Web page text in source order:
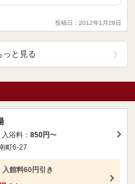
投稿日：2012年1月28日
っと見る
入浴料： 850円〜
町6-27
入館料60円引き